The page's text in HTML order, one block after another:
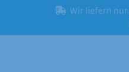
Wir liefern nur